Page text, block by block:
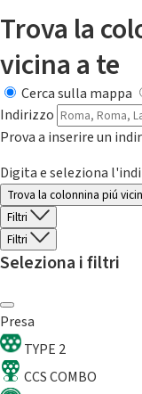
Trova la
vicina a te
Cerca sulla mappa
Indirizzo
Prova a inserire un
Digita e seleziona
Trova la colonnina piú
Filtri
Filtri
Seleziona i filtri
Presa
TYPE 2
CCS COMBO